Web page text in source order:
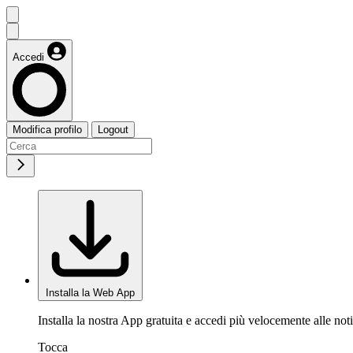
Accedi
Modifica profilo Logout
Installa la Web App
Installa la nostra App gratuita e accedi più velocemente alle
Tocca